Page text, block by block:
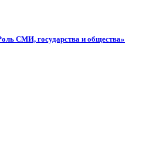
СМИ, государства и общества»